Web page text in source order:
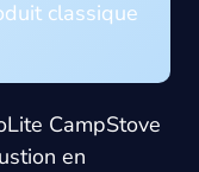
classique
CampStove
en